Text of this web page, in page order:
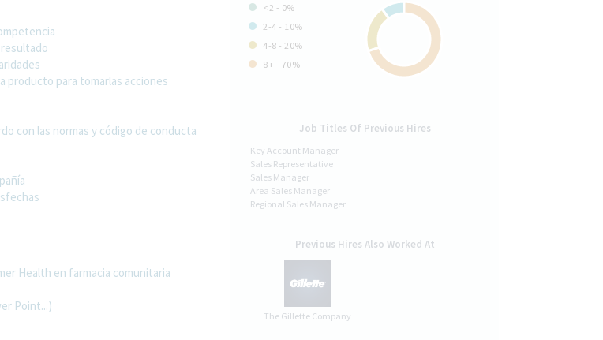
producto para tomarlas acciones
con las normas y código de conducta
Health en farmacia comunitaria
Point...)
<2 - 0%
2-4 - 10%
4-8 - 20%
8+ - 70%
Job Titles Of Previous Hires
Key Account Manager
Sales Representative
Sales Manager
Area Sales Manager
Regional Sales Manager
Previous Hires Also Worked At
The Gillette Company